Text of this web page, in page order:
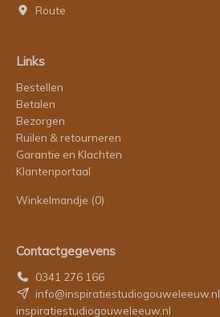
Route
Links
Bestellen
Betalen
Bezorgen
Ruilen & retourneren
Garantie en Klachten
Klantenportaal
Winkelmandje (0)
Contactgegevens
0341 276 166
info@inspiratiestudiogouweleeuw.nl
inspiratiestudiogouweleeuw.nl